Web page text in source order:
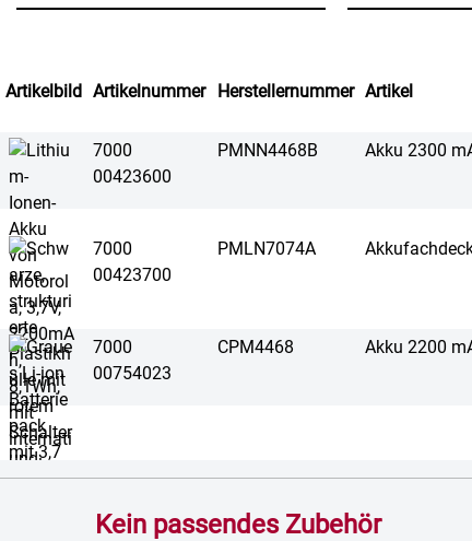
Artikelbild Artikelnummer Herstellernummer Artikel
7000
00423600
PMNN4468B Akku 2300
7000
00423700
PMLN7074A
7000
00754023
CPM4468 Akku 2200
Kein passendes Zubehör